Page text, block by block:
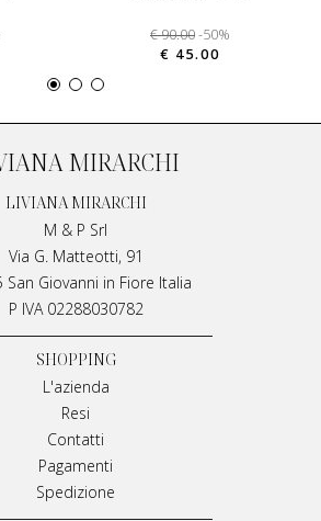
€ 90.00-50%
€ 45.00
MIRARCHI
LIVIANA MIRARCHI
M & P Srl
Via G. Matteotti, 91
San Giovanni in Fiore Italia
P IVA 02288030782
SHOPPING
L'azienda
Resi
Contatti
Pagamenti
Spedizione